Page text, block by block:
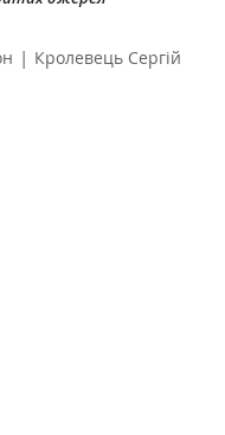
| Кролевець Сергій